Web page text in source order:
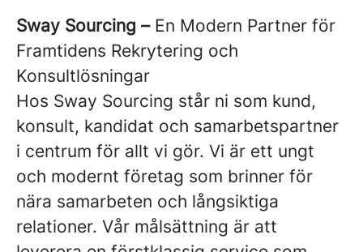
Sway Sourcing – En Modern Partner för
Framtidens Rekrytering och
Konsultlösningar
Hos Sway Sourcing står ni som kund,
konsult, kandidat och samarbetspartner
i centrum för allt vi gör. Vi är ett ungt
och modernt företag som brinner för
nära samarbeten och långsiktiga
relationer. Vår målsättning är att